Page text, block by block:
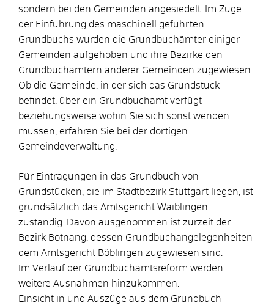
sondern bei den Gemeinden angesiedelt. Im Zuge
der Einführung des maschinell geführten
Grundbuchs wurden die Grundbuchämter einiger
Gemeinden aufgehoben und ihre Bezirke den
Grundbuchämtern anderer Gemeinden zugewiesen.
Ob die Gemeinde, in der sich das Grundstück
befindet, über ein Grundbuchamt verfügt
beziehungsweise wohin Sie sich sonst wenden
müssen, erfahren Sie bei der dortigen
Gemeindeverwaltung.
Für Eintragungen in das Grundbuch von
Grundstücken, die im Stadtbezirk Stuttgart liegen, ist
grundsätzlich das Amtsgericht Waiblingen
zuständig. Davon ausgenommen ist zurzeit der
Bezirk Botnang, dessen Grundbuchangelegenheiten
dem Amtsgericht Böblingen zugewiesen sind.
Im Verlauf der Grundbuchamtsreform werden
weitere Ausnahmen hinzukommen.
Einsicht in und Auszüge aus dem Grundbuch